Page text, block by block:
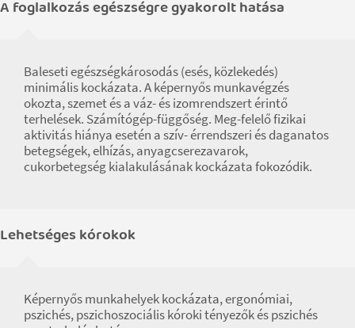
A foglalkozás egészségre gyakorolt hatása
Baleseti egészségkárosodás (esés, közlekedés)
minimális kockázata. A képernyős munkavégzés
okozta, szemet és a váz- és izomrendszert érintő
terhelések. Számítógép-függőség. Meg-felelő fizikai
aktivitás hiánya esetén a szív- érrendszeri és daganatos
betegségek, elhízás, anyagcserezavarok,
cukorbetegség kialakulásának kockázata fokozódik.
Lehetséges kórokok
Képernyős munkahelyek kockázata, ergonómiai,
pszichés, pszichoszociális kóroki tényezők és pszichés